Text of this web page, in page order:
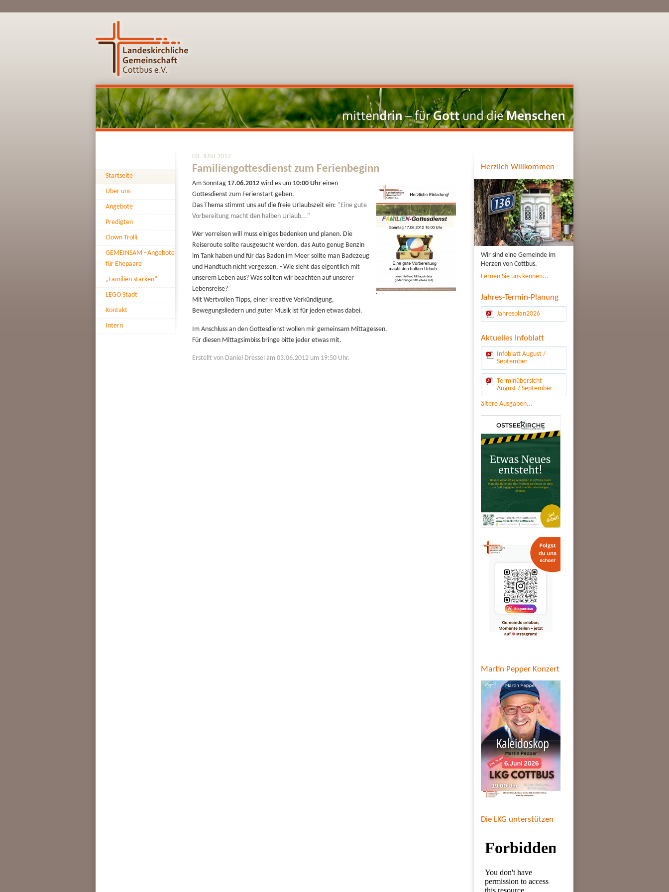
Startseite
Über uns
Angebote
Predigten
Clown Trolli
GEMEINSAM - Angebote
für Ehepaare
„Familien stärken“
LEGO Stadt
Kontakt
Intern
03. JUNI 2012
Familiengottesdienst zum Ferienbeginn
Am Sonntag 17.06.2012 wird es um 10:00 Uhr einen
Gottesdienst zum Ferienstart geben.
Das Thema stimmt uns auf die freie Urlaubszeit ein: "Eine gute
Vorbereitung macht den halben Urlaub..."
Wer verreisen will muss einiges bedenken und planen. Die
Reiseroute sollte rausgesucht werden, das Auto genug Benzin
im Tank haben und für das Baden im Meer sollte man Badezeug
und Handtuch nicht vergessen. - Wie sieht das eigentlich mit
unserem Leben aus? Was sollten wir beachten auf unserer
Lebensreise?
Mit Wertvollen Tipps, einer kreative Verkündigung,
Bewegungsliedern und guter Musik ist für jeden etwas dabei.
Im Anschluss an den Gottesdienst wollen mir gemeinsam Mittagessen.
Für diesen Mittagsimbiss bringe bitte jeder etwas mit.
Erstellt von Daniel Dressel am 03.06.2012 um 19:50 Uhr.
Herzlich Willkommen
Wir sind eine Gemeinde im
Herzen von Cottbus.
Lernen Sie uns kennen...
Jahres-Termin-Planung
Jahresplan2026
Aktuelles Infoblatt
Infoblatt August /
September
Terminübersicht
August / September
ältere Ausgaben...
Martin Pepper Konzert
Die LKG unterstützen